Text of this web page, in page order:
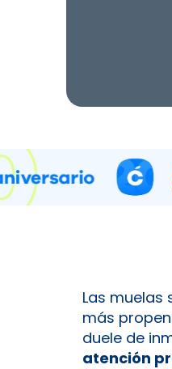
Las
más
duele de
atención